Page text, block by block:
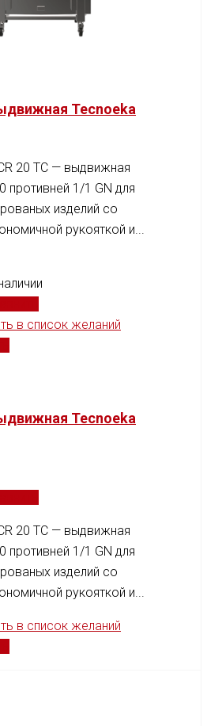
Tecnoeka
20 TC — выдвижная
противней 1/1 GN для
изделий со
рукояткой и...
в список желаний
Tecnoeka
20 TC — выдвижная
противней 1/1 GN для
изделий со
рукояткой и...
в список желаний